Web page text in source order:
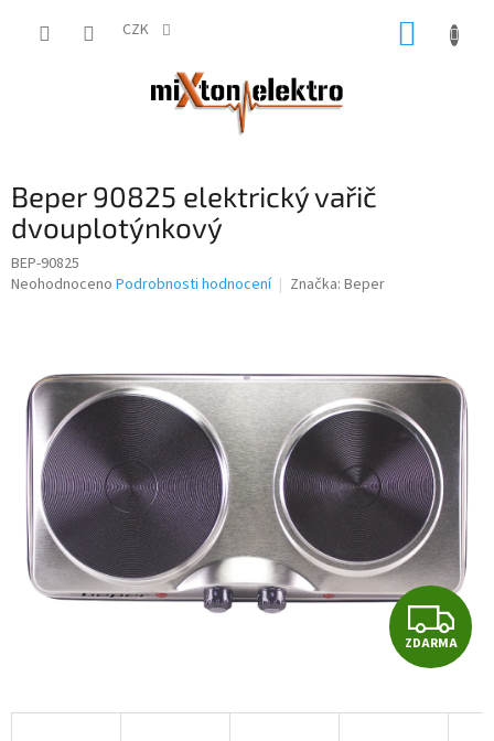
CZK
Beper 90825 elektrický vařič
dvouplotýnkový
BEP-90825
Průměrné
hvězdiček.
Neohodnoceno Podrobnosti hodnocení Značka: Beper
Z
D
A
ZDARMA